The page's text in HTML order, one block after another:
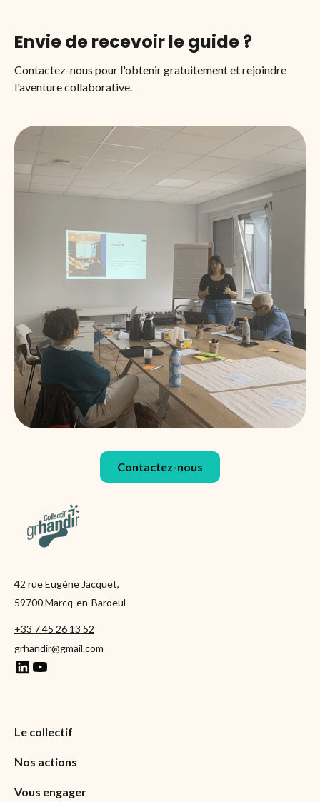
Envie de recevoir le guide ?
Contactez-nous pour l'obtenir gratuitement et rejoindre
l'aventure collaborative.
Contactez-nous
42 rue Eugène Jacquet,
59700 Marcq-en-Baroeul
+33 7 45 26 13 52
grhandir@gmail.com
Le collectif
Nos actions
Vous engager